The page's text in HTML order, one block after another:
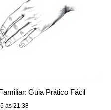
Guia Prático Fácil
às 21:38